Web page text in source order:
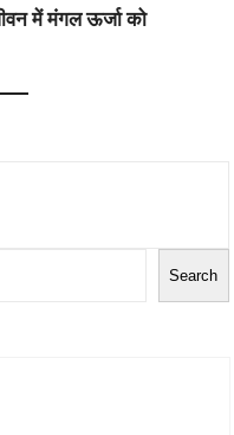
में मंगल ऊर्जा को
Search